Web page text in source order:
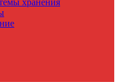
хранения